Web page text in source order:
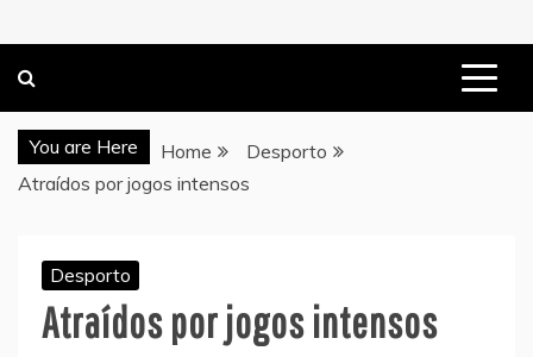
You are Here Home
Desporto
Atraídos por jogos intensos
Desporto
Atraídos por jogos intensos